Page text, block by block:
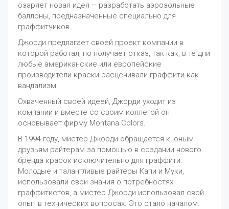
озаряет новая идея – разработать аэрозольные
баллоны, предназначенные специально для
граффитчиков.
Джорди предлагает своей проект компании в
которой работал, но получает отказ, так как, в те дни
любые американские или европейские
производители краски расценивали граффити как
вандализм.
Охваченный своей идеей, Джорди уходит из
компании и вместе со своим коллегой он
основывает фирму Montana Colors.
В 1994 году, мистер Джорди обращается к юным
друзьям райтерам за помощью в создании нового
бренда красок исключительно для граффити.
Молодые и талантливые райтеры Капи и Муки,
использовали свои знания о потребностях
граффитистов, а мистер Джорди использовал свой
опыт в технических вопросах. Это стало началом.